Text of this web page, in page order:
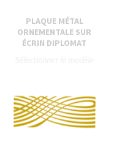
PLAQUE MÉTAL
ORNEMENTALE SUR
ÉCRIN DIPLOMAT
"GRAVURE"
1,00 €